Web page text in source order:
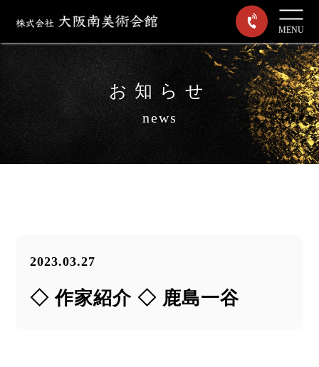
MENU
お知らせ
news
2023.03.27
◇ 作家紹介 ◇ 鹿島一谷